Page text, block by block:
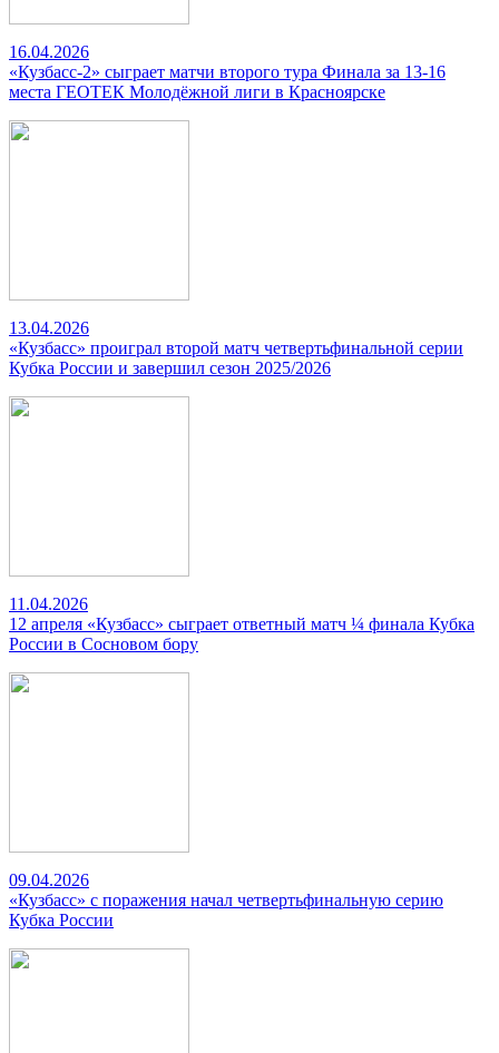
16.04.2026
«Кузбасс-2» сыграет матчи второго тура Финала за 13-16
места ГЕОТЕК Молодёжной лиги в Красноярске
13.04.2026
«Кузбасс» проиграл второй матч четвертьфинальной серии
Кубка России и завершил сезон 2025/2026
11.04.2026
12 апреля «Кузбасс» сыграет ответный матч ¼ финала Кубка
России в Сосновом бору
09.04.2026
«Кузбасс» с поражения начал четвертьфинальную серию
Кубка России